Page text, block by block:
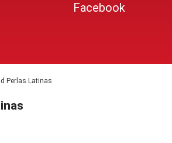
Facebook
Perlas Latinas